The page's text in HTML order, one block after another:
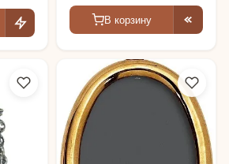
В корзину